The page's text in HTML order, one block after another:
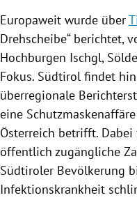
Europaweit wurde über
Drehscheibe“ berichtet,
Hochburgen Ischgl,
Fokus. Südtirol findet
überregionale
eine
Österreich betrifft.
öffentlich zugängliche
Südtiroler Bevölkerung
Infektionskrankheit